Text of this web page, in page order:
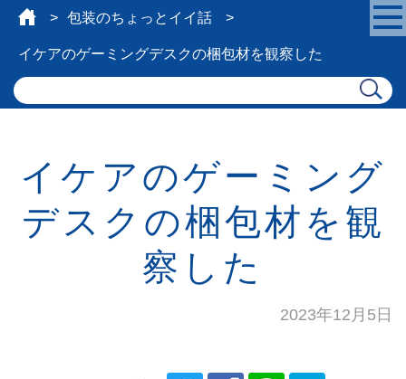
包装のちょっとイイ話
イケアのゲーミングデスクの梱包材を観察した
イケアのゲーミング
デスクの梱包材を観
察した
2023年12月5日